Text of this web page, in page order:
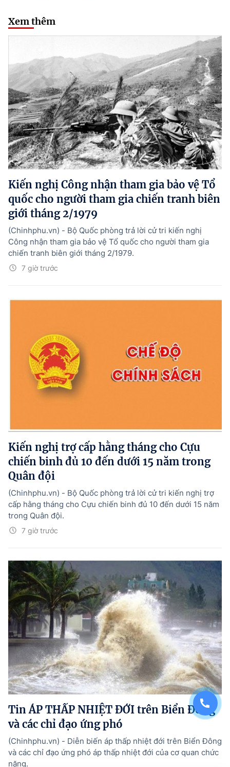
Xem thêm
Kiến nghị Công nhận tham gia bảo vệ Tổ
quốc cho người tham gia chiến tranh biên
giới tháng 2/1979
7 giờ trước
(Chinhphu.vn) - Bộ Quốc phòng trả lời cử tri kiến nghị
Công nhận tham gia bảo vệ Tổ quốc cho người tham gia
chiến tranh biên giới tháng 2/1979.
Kiến nghị trợ cấp hằng tháng cho Cựu
chiến binh đủ 10 đến dưới 15 năm trong
Quân đội
7 giờ trước
(Chinhphu.vn) - Bộ Quốc phòng trả lời cử tri kiến nghị trợ
cấp hằng tháng cho Cựu chiến binh đủ 10 đến dưới 15 năm
trong Quân đội.
Tin ÁP THẤP NHIỆT ĐỚI trên Biển Đông
và các chỉ đạo ứng phó
(Chinhphu.vn) - Diễn biến áp thấp nhiệt đới trên Biển Đông
và các chỉ đạo ứng phó áp thấp nhiệt đới của cơ quan chức
năng.